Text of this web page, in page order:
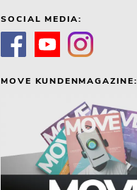
SOCIAL MEDIA:
MOVE KUNDENMAGAZINE: